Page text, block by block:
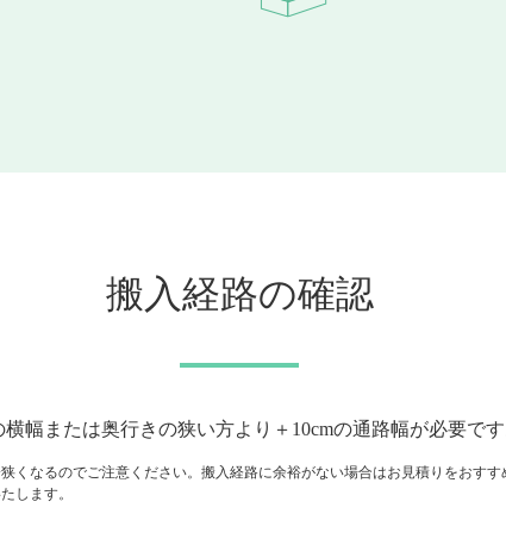
搬入経路の確認
幅または奥行きの狭い方より＋10cmの通路幅が必要です
なるのでご注意ください。搬入経路に余裕がない場合はお見積りをおすす
します。